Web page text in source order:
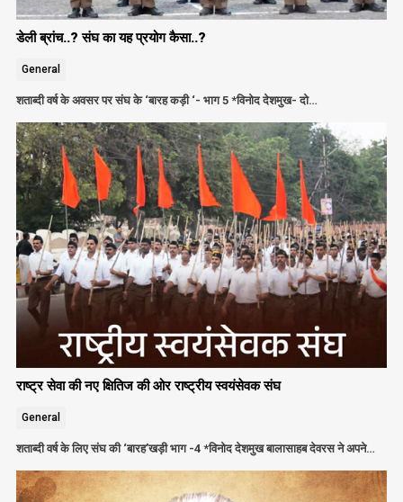
डेली ब्रांच..? संघ का यह प्रयोग कैसा..?
General
शताब्दी वर्ष के अवसर पर संघ के ‘बारह कड़ी ‘- भाग 5 *विनोद देशमुख- दो…
राष्ट्र सेवा की नए क्षितिज की ओर राष्ट्रीय स्वयंसेवक संघ
General
शताब्दी वर्ष के लिए संघ की ‘बारह’खड़ी भाग -4 *विनोद देशमुख बालासाहब देवरस ने अपने…